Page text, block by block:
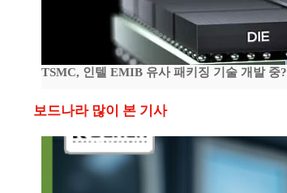
TSMC, 인텔 EMIB 유사 패키징 기술 개발 중?
보드나라 많이 본 기사